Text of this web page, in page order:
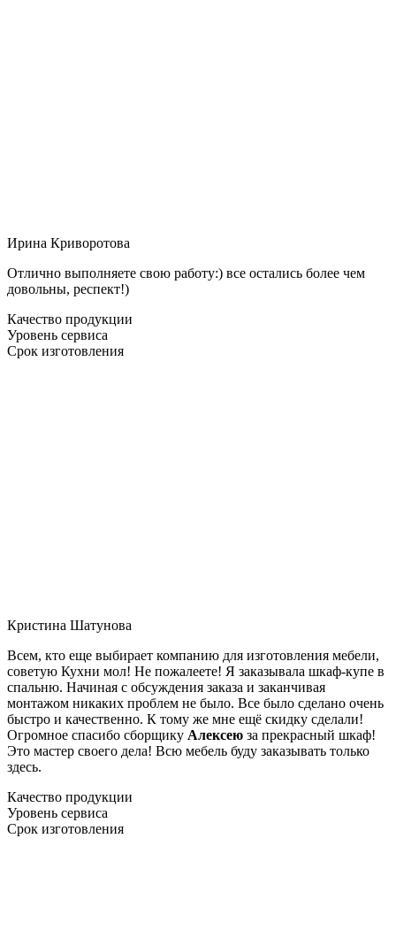
Ирина Криворотова
Отлично выполняете свою работу:) все остались более чем
довольны, респект!)
Качество продукции
Уровень сервиса
Срок изготовления
Кристина Шатунова
Всем, кто еще выбирает компанию для изготовления мебели,
советую Кухни мол! Не пожалеете! Я заказывала шкаф-купе в
спальню. Начиная с обсуждения заказа и заканчивая
монтажом никаких проблем не было. Все было сделано очень
быстро и качественно. К тому же мне ещё скидку сделали!
Огромное спасибо сборщику Алексею за прекрасный шкаф!
Это мастер своего дела! Всю мебель буду заказывать только
здесь.
Качество продукции
Уровень сервиса
Срок изготовления